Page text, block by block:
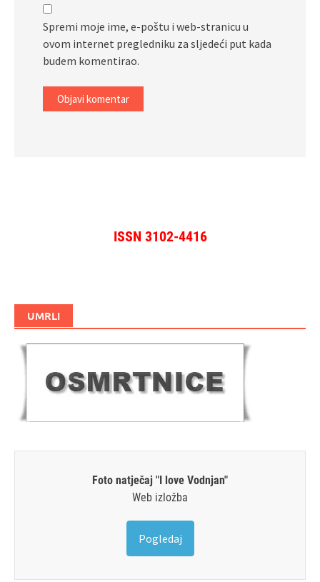
Spremi moje ime, e-poštu i web-stranicu u
ovom internet pregledniku za sljedeći put kada
budem komentirao.
ISSN 3102-4416
UMRLI
Foto natječaj "I love Vodnjan"
Web izložba
Pogledaj